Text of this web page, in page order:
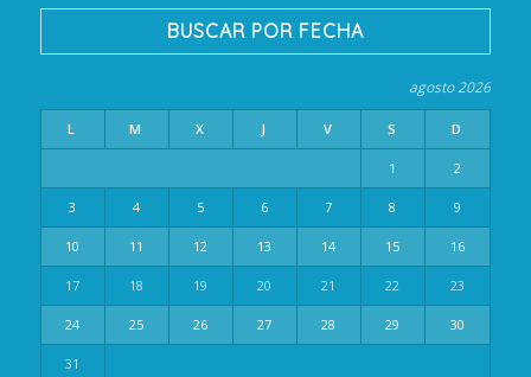
BUSCAR POR FECHA
agosto 2026
L M X J V S D
1 2
3 4 5 6 7 8 9
10 11 12 13 14 15 16
17 18 19 20 21 22 23
24 25 26 27 28 29 30
31